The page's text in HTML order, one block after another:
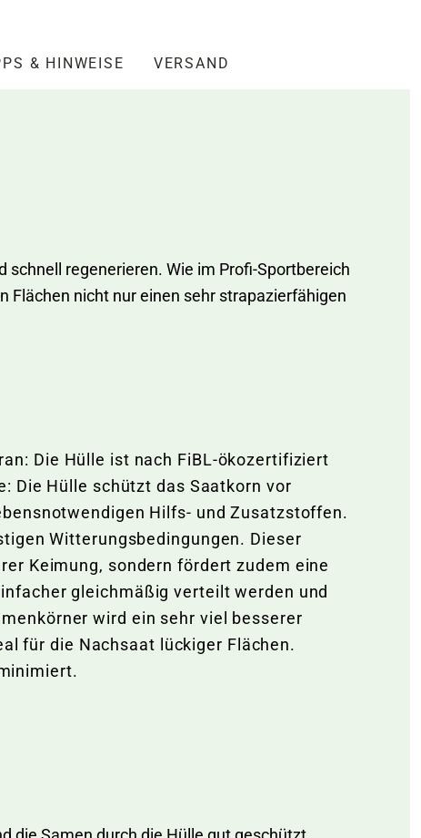
& HINWEISE VERSAND
regenerieren. Wie im Profi-Sportbereich
Flächen nicht nur einen sehr strapazierfähigen
Die Hülle ist nach FiBL-ökozertifiziert
Die Hülle schützt das Saatkorn vor
Hilfs- und Zusatzstoffen.
Witterungsbedingungen. Dieser
Keimung, sondern fördert zudem eine
gleichmäßig verteilt werden und
wird ein sehr viel besserer
für die Nachsaat lückiger Flächen.